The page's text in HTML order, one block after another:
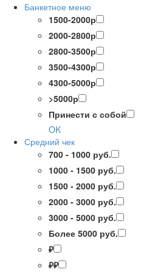
Банкетное меню
1500-2000р
2000-2800р
2800-3500р
3500-4300р
4300-5000р
>5000р
Принести с собой
OK
Средний чек
700 - 1000 руб.
1000 - 1500 руб.
1500 - 2000 руб.
2000 - 3000 руб.
3000 - 5000 руб.
Более 5000 руб.
₽
₽₽